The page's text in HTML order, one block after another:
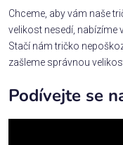
Chceme, aby vám naše
velikost nesedí, nabízíme
Stačí nám tričko
zašleme správnou
Podívejte se